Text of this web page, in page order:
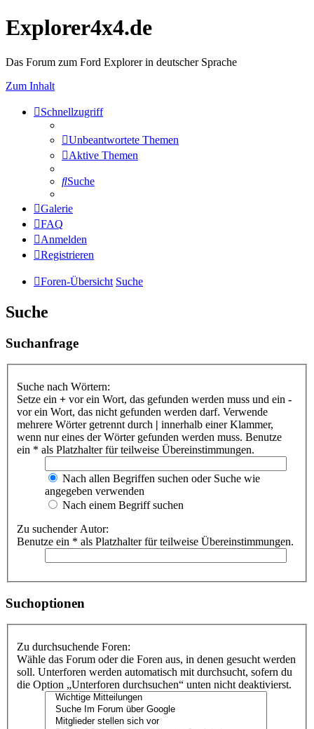
Explorer4x4.de
Das Forum zum Ford Explorer in deutscher Sprache
Zum Inhalt
Schnellzugriff
Unbeantwortete Themen
Aktive Themen
Suche
Galerie
FAQ
Anmelden
Registrieren
Foren-Übersicht Suche
Suche
Suchanfrage
Suche nach Wörtern:
Setze ein + vor ein Wort, das gefunden werden muss und ein -
vor ein Wort, das nicht gefunden werden darf. Verwende
mehrere Wörter getrennt durch | innerhalb einer Klammer,
wenn nur eines der Wörter gefunden werden muss. Benutze
ein * als Platzhalter für teilweise Übereinstimmungen.
Nach allen Begriffen suchen oder Suche wie
angegeben verwenden
Nach einem Begriff suchen
Zu suchender Autor:
Benutze ein * als Platzhalter für teilweise Übereinstimmungen.
Suchoptionen
Zu durchsuchende Foren:
Wähle das Forum oder die Foren aus, in denen gesucht werden
soll. Unterforen werden automatisch mit durchsucht, sofern du
die Option „Unterforen durchsuchen“ unten nicht deaktivierst.